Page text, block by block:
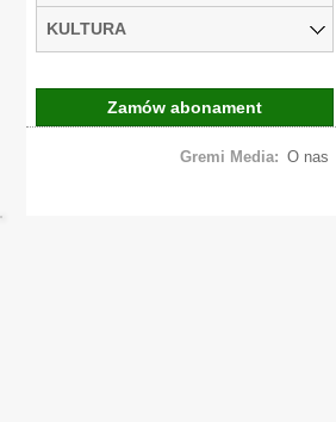
KULTURA
Zamów abonament
Gremi Media: O nas